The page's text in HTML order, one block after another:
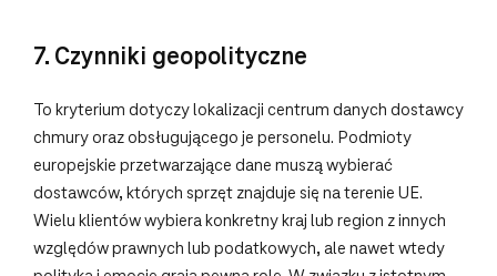
7. Czynniki geopolityczne
To kryterium dotyczy lokalizacji centrum danych dostawcy
chmury oraz obsługującego je personelu. Podmioty
europejskie przetwarzające dane muszą wybierać
dostawców, których sprzęt znajduje się na terenie UE.
Wielu klientów wybiera konkretny kraj lub region z innych
względów prawnych lub podatkowych, ale nawet wtedy